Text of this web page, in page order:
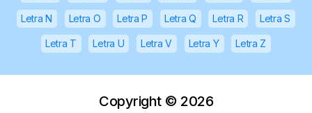
Letra N Letra O Letra P Letra Q Letra R Letra S
Letra T Letra U Letra V Letra Y Letra Z
Copyright © 2026